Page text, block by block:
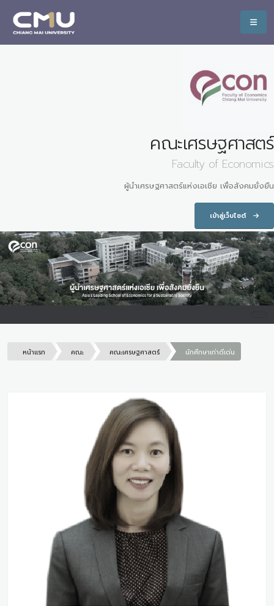
คณะเศรษฐศาสตร์
Faculty of Economics
ผู้นำเศรษฐศาสตร์แห่งเอเชีย เพื่อสังคมยั่งยืน
เข้าสู่เว็บไซต์
หน้าแรก คณะ คณะเศรษฐศาสตร์ นักศึกษาเก่าดีเด่น